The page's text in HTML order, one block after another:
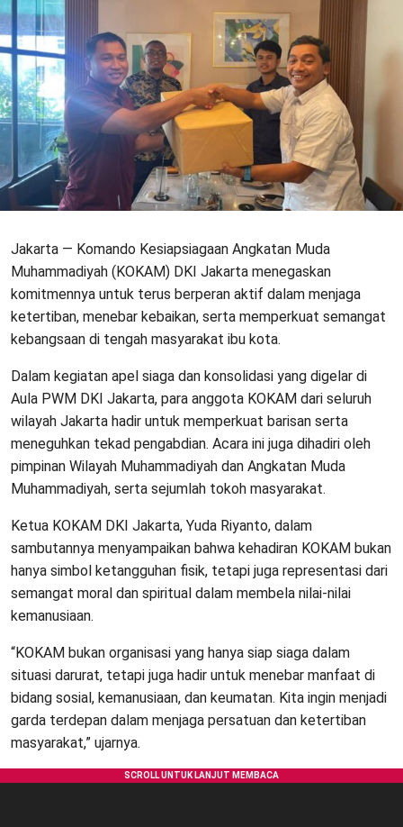
Jakarta — Komando Kesiapsiagaan Angkatan Muda
Muhammadiyah (KOKAM) DKI Jakarta menegaskan
komitmennya untuk terus berperan aktif dalam menjaga
ketertiban, menebar kebaikan, serta memperkuat semangat
kebangsaan di tengah masyarakat ibu kota.
Dalam kegiatan apel siaga dan konsolidasi yang digelar di
Aula PWM DKI Jakarta, para anggota KOKAM dari seluruh
wilayah Jakarta hadir untuk memperkuat barisan serta
meneguhkan tekad pengabdian. Acara ini juga dihadiri oleh
pimpinan Wilayah Muhammadiyah dan Angkatan Muda
Muhammadiyah, serta sejumlah tokoh masyarakat.
Ketua KOKAM DKI Jakarta, Yuda Riyanto, dalam
sambutannya menyampaikan bahwa kehadiran KOKAM bukan
hanya simbol ketangguhan fisik, tetapi juga representasi dari
semangat moral dan spiritual dalam membela nilai-nilai
kemanusiaan.
“KOKAM bukan organisasi yang hanya siap siaga dalam
situasi darurat, tetapi juga hadir untuk menebar manfaat di
bidang sosial, kemanusiaan, dan keumatan. Kita ingin menjadi
garda terdepan dalam menjaga persatuan dan ketertiban
masyarakat,” ujarnya.